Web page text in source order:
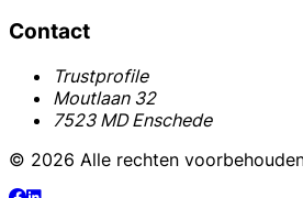
Contact
Trustprofile
Moutlaan 32
7523 MD Enschede
© 2026 Alle rechten